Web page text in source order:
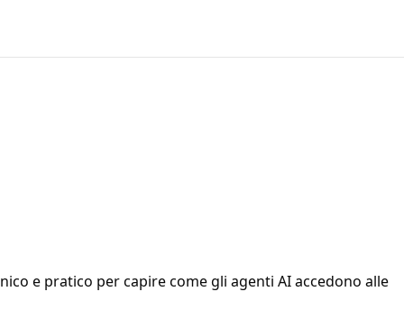
e pratico per capire come gli agenti AI accedono alle